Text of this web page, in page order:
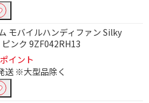
モバイルハンディファン Silky
ンク 9ZF042RH13
イント
送 ※大型品除く